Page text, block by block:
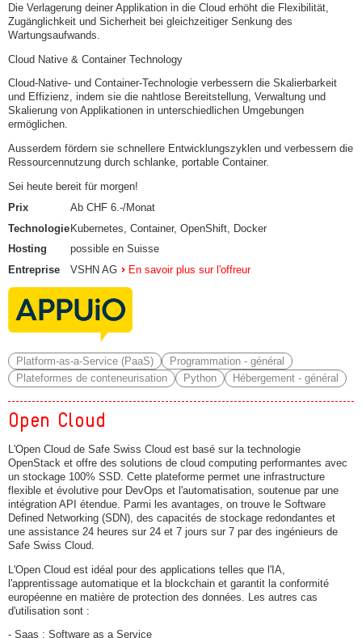
Die Verlagerung deiner Applikation in die Cloud erhöht die Flexibilität,
Zugänglichkeit und Sicherheit bei gleichzeitiger Senkung des
Wartungsaufwands.
Cloud Native & Container Technology​
Cloud-Native- und Container-Technologie verbessern die Skalierbarkeit
und Effizienz, indem sie die nahtlose Bereitstellung, Verwaltung und
Skalierung von Applikationen in unterschiedlichen Umgebungen
ermöglichen.
Ausserdem fördern sie schnellere Entwicklungszyklen und verbessern die
Ressourcennutzung durch schlanke, portable Container.
Sei heute bereit für morgen!
Prix
Ab CHF 6.-/Monat
TechnologieKubernetes, Container, OpenShift, Docker
Hosting
possible en Suisse
Entreprise
VSHN AG En savoir plus sur l'offreur
Platform-as-a-Service (PaaS)
Programmation - général
Plateformes de conteneurisation
Python Hébergement - général
Open Cloud
L'Open Cloud de Safe Swiss Cloud est basé sur la technologie
OpenStack et offre des solutions de cloud computing performantes avec
un stockage 100% SSD. Cette plateforme permet une infrastructure
flexible et évolutive pour DevOps et l'automatisation, soutenue par une
intégration API étendue. Parmi les avantages, on trouve le Software
Defined Networking (SDN), des capacités de stockage redondantes et
une assistance 24 heures sur 24 et 7 jours sur 7 par des ingénieurs de
Safe Swiss Cloud.
L'Open Cloud est idéal pour des applications telles que l'IA,
l'apprentissage automatique et la blockchain et garantit la conformité
européenne en matière de protection des données. Les autres cas
d'utilisation sont :
- Saas : Software as a Service